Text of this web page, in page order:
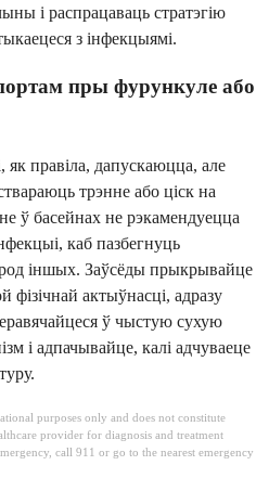
і распрацаваць стратэгію
з інфекцыямі.
пры фурункуле або
як правіла, дапускаюцца, але
трэнне або ціск на
ў басейнах не рэкамендуецца
каб пазбегнуць
іншых. Заўсёды прыкрывайце
фізічнай актыўнасці, адразу
ў чыстую сухую
і адпачывайце, калі адчуваеце
purposes only and does not constitute
provider for diagnosis and treatment
call 911 or go to the nearest emergency